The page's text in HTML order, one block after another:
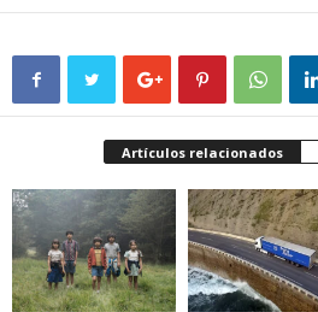
Artículos relacionados